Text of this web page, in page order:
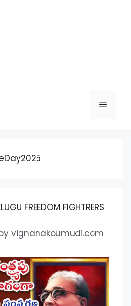
Menu
FREEDOM FIGHTRERS
vignanakoumudi.com